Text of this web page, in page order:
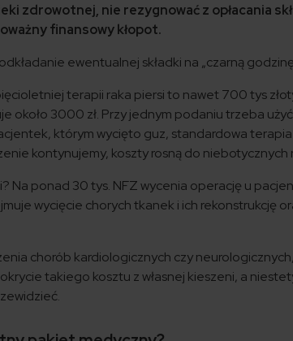
zdrowotnej, nie rezygnować z opłacania
finansowy kłopot.
ewentualnej składki na „czarną
terapii raka piersi to nawet 700 tys
około 3000 zł. Przy jednym podaniu trzeba
którym wycięto guz, standardowa
kontynujemy, koszty rosną do niebotycznych
Na ponad 30 tys. NFZ wycenia operację u
wycięcie chorych tkanek i ich rekonstrukcję
chorób kardiologicznych czy neurologicznych,
takiego kosztu z własnej kieszeni, a